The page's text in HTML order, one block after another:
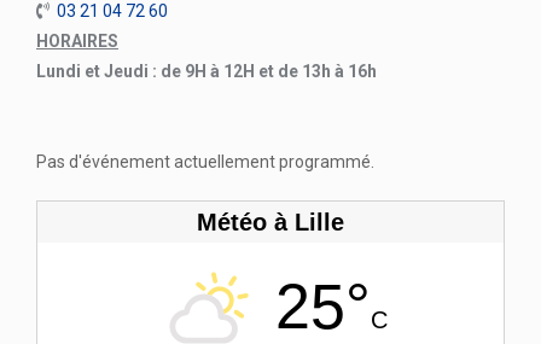
03 21 04 72 60
HORAIRES
Lundi et Jeudi : de 9H à 12H et de 13h à 16h
Pas d'événement actuellement programmé.
Météo à Lille
25°C